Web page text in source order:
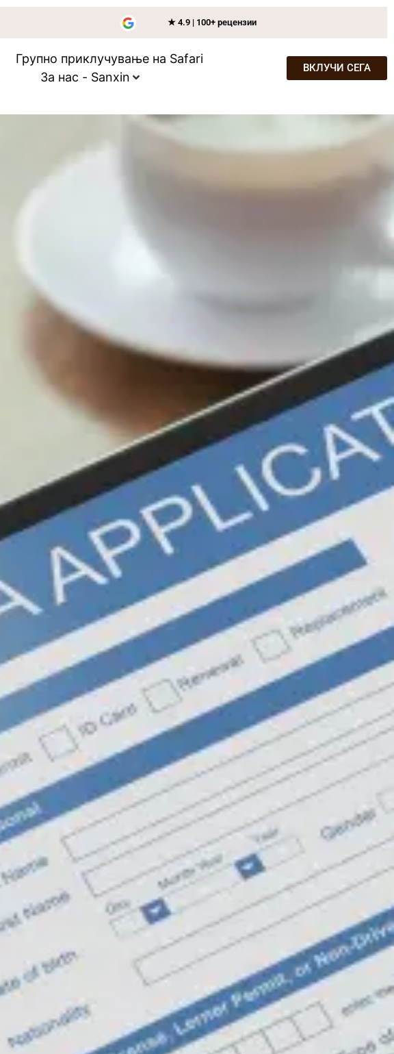
★ 4.9 | 100+ рецензии
Групно приклучување на Safari
За нас - Sanxin
ВКЛУЧИ СЕГА